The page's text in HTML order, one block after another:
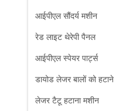
आईपीएल सौंदर्य मशीन
रेड लाइट थेरेपी पैनल
आईपीएल स्पेयर पार्ट्स
डायोड लेजर बालों को हटाने
लेजर टैटू हटाना मशीन